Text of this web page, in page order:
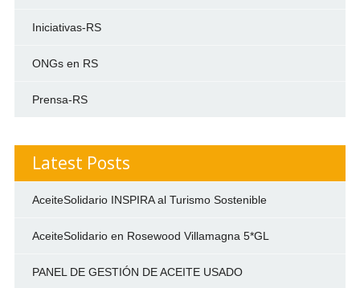
Iniciativas-RS
ONGs en RS
Prensa-RS
Latest Posts
AceiteSolidario INSPIRA al Turismo Sostenible
AceiteSolidario en Rosewood Villamagna 5*GL
PANEL DE GESTIÓN DE ACEITE USADO